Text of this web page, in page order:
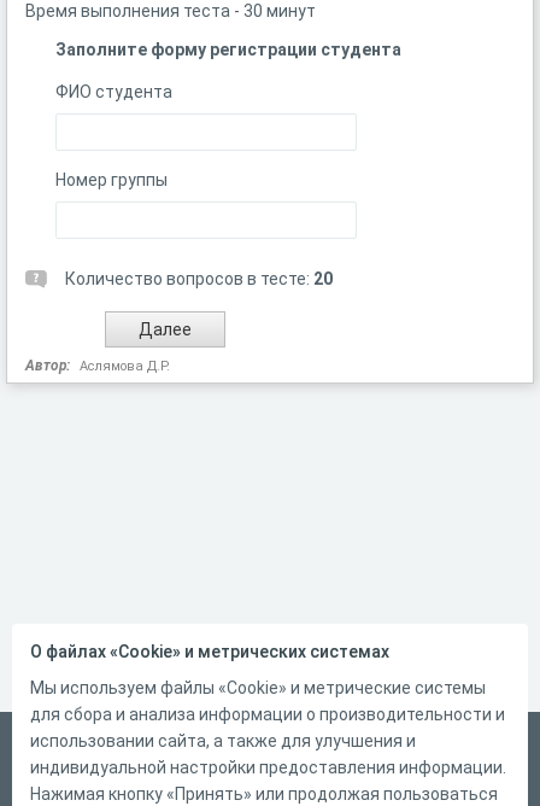
Время выполнения теста - 30 минут
Заполните форму регистрации студента
ФИО студента
Номер группы
Количество вопросов в тесте: 20
Автор: Аслямова Д.Р.
Русский
Справка
О файлах «Cookie» и метрических системах
Мы используем файлы «Cookie» и метрические системы
для сбора и анализа информации о производительности и
использовании сайта, а также для улучшения и
индивидуальной настройки предоставления информации.
Нажимая кнопку «Принять» или продолжая пользоваться